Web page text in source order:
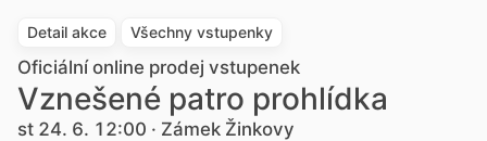
Detail akce Všechny vstupenky
Oficiální online prodej vstupenek
Vznešené patro prohlídka
st 24. 6. 12:00 · Zámek Žinkovy